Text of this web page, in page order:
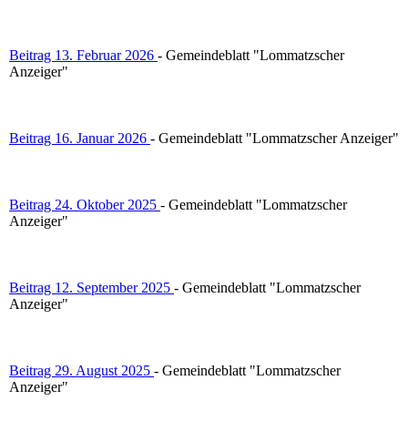
Beitrag 13. Februar 2026 - Gemeindeblatt "Lommatzscher
Anzeiger"
Beitrag 16. Januar 2026 - Gemeindeblatt "Lommatzscher Anzeiger"
Beitrag 24. Oktober 2025 - Gemeindeblatt "Lommatzscher
Anzeiger"
Beitrag 12. September 2025 - Gemeindeblatt "Lommatzscher
Anzeiger"
Beitrag 29. August 2025 - Gemeindeblatt "Lommatzscher
Anzeiger"